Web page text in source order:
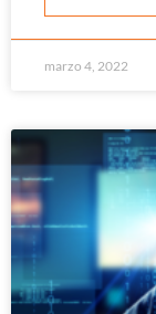
marzo 4, 2022